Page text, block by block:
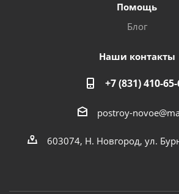
Помощь
Блог
Наши контакты
+7 (831) 410-
postroy-
603074, Н. Новгород, ул.